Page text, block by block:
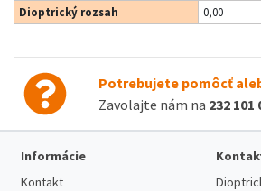
Dioptrický rozsah
0,00
Potrebujete pomôcť
Zavolajte nám na 232 101
Informácie
Kontakt